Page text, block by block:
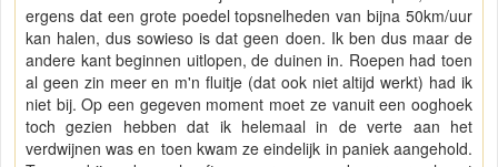
ergens dat een grote poedel topsnelheden van bijna 50km/uur
kan halen, dus sowieso is dat geen doen. Ik ben dus maar de
andere kant beginnen uitlopen, de duinen in. Roepen had toen
al geen zin meer en m'n fluitje (dat ook niet altijd werkt) had ik
niet bij. Op een gegeven moment moet ze vanuit een ooghoek
toch gezien hebben dat ik helemaal in de verte aan het
verdwijnen was en toen kwam ze eindelijk in paniek aangehold.